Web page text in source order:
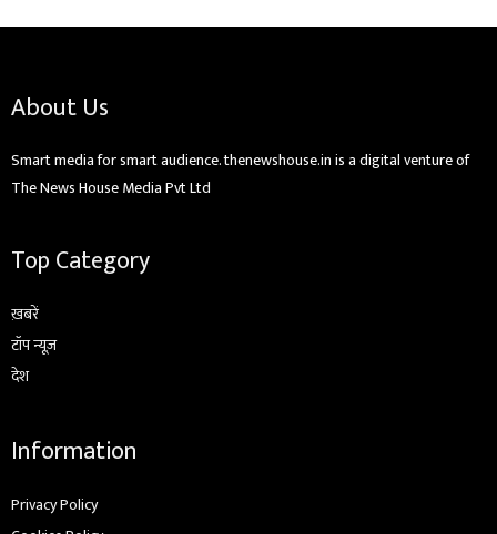
About Us
Smart media for smart audience. thenewshouse.in is a digital venture of
The News House Media Pvt Ltd
Top Category
ख़बरें
टॉप न्यूज़
देश
Information
Privacy Policy